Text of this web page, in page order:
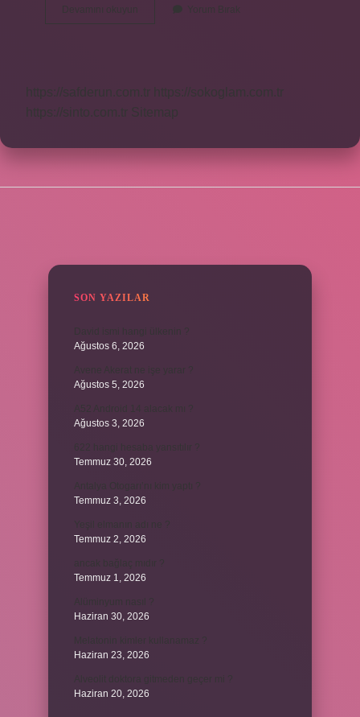
Devamını okuyun
Teressül
Ne
Yorum Bırak
https://safderun.com.tr
https://sokoglam.com.tr
https://sinto.com.tr Sitemap
SON YAZILAR
Ağustos 6, 2026
Ağustos 5, 2026
Ağustos 3, 2026
Temmuz 30, 2026
Temmuz 3, 2026
Temmuz 2, 2026
Temmuz 1, 2026
Haziran 30, 2026
Haziran 23, 2026
Haziran 20, 2026